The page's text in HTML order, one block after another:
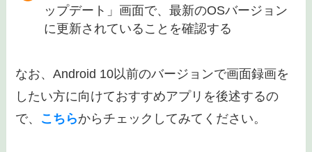
ップデート」画面で、最新のOSバージョン
に更新されていることを確認する
なお、Android 10以前のバージョンで画面録画を
したい方に向けておすすめアプリを後述するの
で、 こちらからチェックしてみてください。